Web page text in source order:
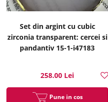
Set din argint cu cubic
zirconia transparent: cercei si
pandantiv 15-1-i47183
258.00 Lei
Pune in cos